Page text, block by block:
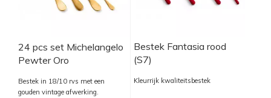
24 pcs set Michelangelo
Pewter Oro
Bestek in 18/10 rvs met een
gouden vintage afwerking.
Bestek Fantasia rood
(S7)
Kleurrijk kwaliteitsbestek